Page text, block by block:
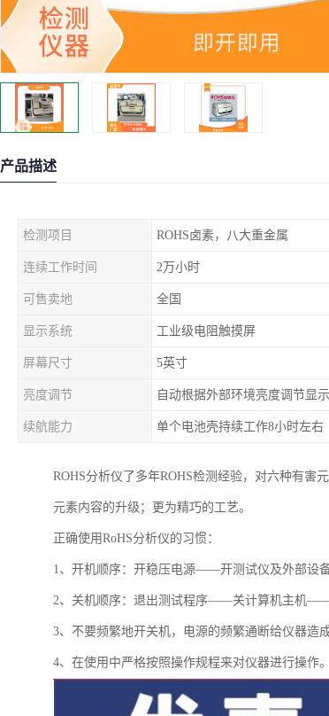
产品描述
检测项目 ROHS卤素，八大重金属
连续工作时间 2万小时
可售卖地 全国
显示系统 工业级电阻触摸屏
屏幕尺寸 5英寸
亮度调节 自动根据外部环境亮度调节显
续航能力 单个电池壳持续工作8小时左右
ROHS分析仪了多年ROHS检测经验，对六种有害
元素内容的升级；更为精巧的工艺。
正确使用RoHS分析仪的习惯：
1、开机顺序：开稳压电源——开测试仪及外部设
2、关机顺序：退出测试程序——关计算机主机
3、不要频繁地开关机，电源的频繁通断给仪器造
4、在使用中严格按照操作规程来对仪器进行操作。